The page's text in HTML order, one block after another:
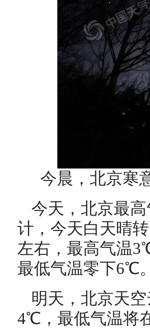
今晨，北京寒
今天，北京最
计，今天白天晴
左右，最高气温
最低气温零下6℃。
明天，北京天
4℃，最低气温将